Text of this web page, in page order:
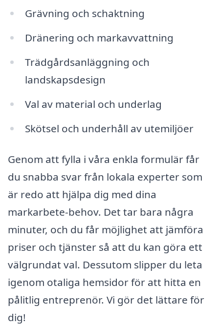
Grävning och schaktning
Dränering och markavvattning
Trädgårdsanläggning och
landskapsdesign
Val av material och underlag
Skötsel och underhåll av utemiljöer
Genom att fylla i våra enkla formulär får
du snabba svar från lokala experter som
är redo att hjälpa dig med dina
markarbete-behov. Det tar bara några
minuter, och du får möjlighet att jämföra
priser och tjänster så att du kan göra ett
välgrundat val. Dessutom slipper du leta
igenom otaliga hemsidor för att hitta en
pålitlig entreprenör. Vi gör det lättare för
dig!